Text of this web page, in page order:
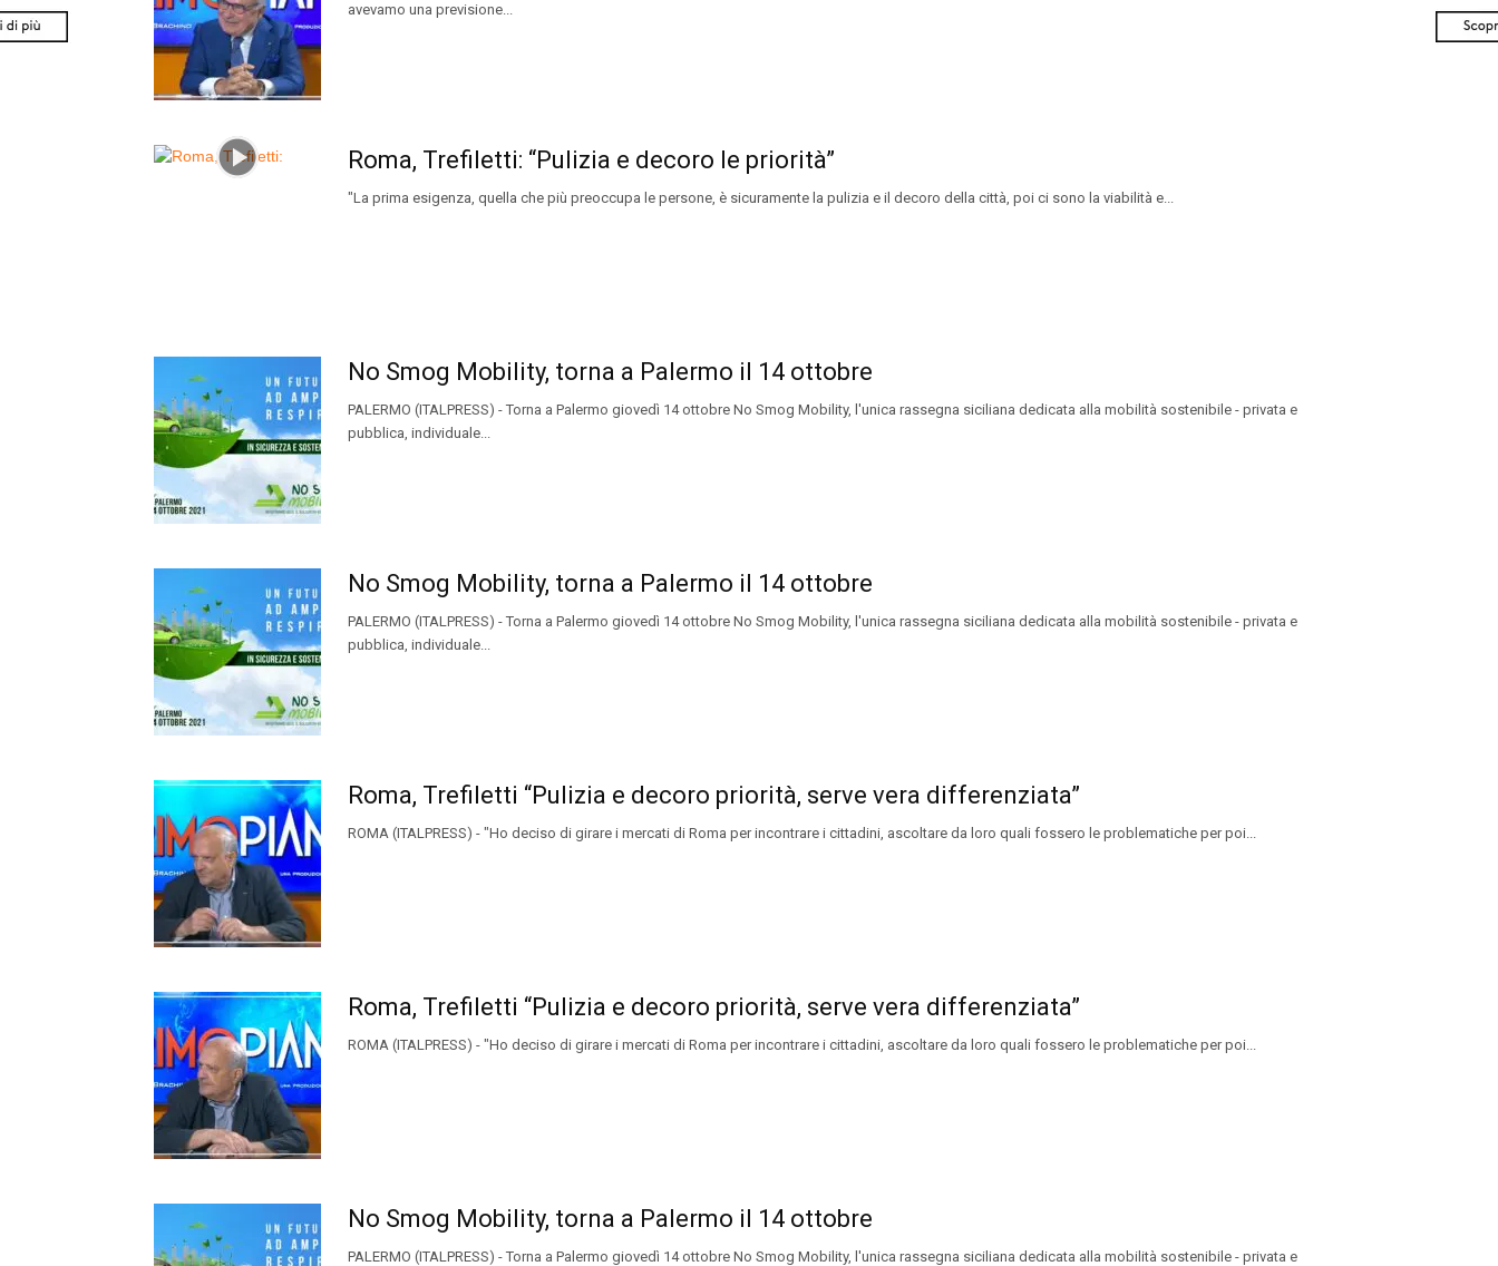
avevamo una previsione...
Roma, Trefiletti: “Pulizia e decoro le priorità”
"La prima esigenza, quella che più preoccupa le persone, è sicuramente la pulizia e il decoro della città, poi ci sono la viabilità e...
No Smog Mobility, torna a Palermo il 14 ottobre
PALERMO (ITALPRESS) - Torna a Palermo giovedì 14 ottobre No Smog Mobility, l'unica rassegna siciliana dedicata alla mobilità sostenibile - privata e
pubblica, individuale...
No Smog Mobility, torna a Palermo il 14 ottobre
PALERMO (ITALPRESS) - Torna a Palermo giovedì 14 ottobre No Smog Mobility, l'unica rassegna siciliana dedicata alla mobilità sostenibile - privata e
pubblica, individuale...
Roma, Trefiletti “Pulizia e decoro priorità, serve vera differenziata”
ROMA (ITALPRESS) - "Ho deciso di girare i mercati di Roma per incontrare i cittadini, ascoltare da loro quali fossero le problematiche per poi...
Roma, Trefiletti “Pulizia e decoro priorità, serve vera differenziata”
ROMA (ITALPRESS) - "Ho deciso di girare i mercati di Roma per incontrare i cittadini, ascoltare da loro quali fossero le problematiche per poi...
No Smog Mobility, torna a Palermo il 14 ottobre
PALERMO (ITALPRESS) - Torna a Palermo giovedì 14 ottobre No Smog Mobility, l'unica rassegna siciliana dedicata alla mobilità sostenibile - privata e